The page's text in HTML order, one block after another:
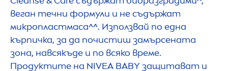
веган течни формули и не съдържат
микропластмаса^^. Използвай по една
кърпичка, за да почистиш замърсената
зона, навсякъде и по всяко време.
Продуктите на NIVEA BABY защитават и